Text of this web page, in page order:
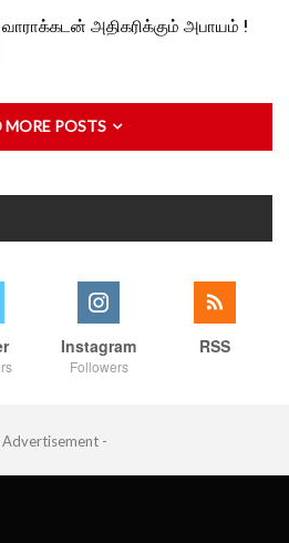
அதிகரிக்கும் அபாயம் !
MORE POSTS
Instagram
Followers
RSS